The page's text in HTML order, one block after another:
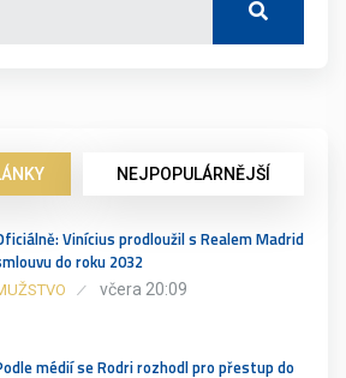
NEJPOPULÁRNĚJŠÍ
Vinícius prodloužil s Realem Madrid
do roku 2032
včera 20:09
médií se Rodri rozhodl pro přestup do